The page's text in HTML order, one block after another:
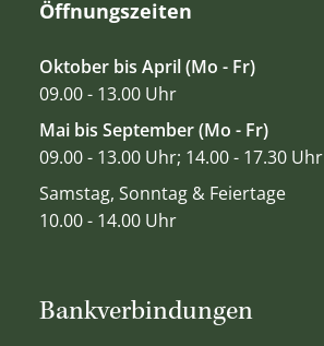
Bankverbindungen
Öffnungszeiten
Oktober bis April (Mo - Fr)
09.00 - 13.00 Uhr
Mai bis September (Mo - Fr)
09.00 - 13.00 Uhr; 14.00 - 17.30 Uhr
Samstag, Sonntag & Feiertage
10.00 - 14.00 Uhr